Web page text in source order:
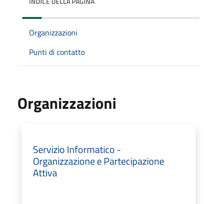
Organizzazioni
Punti di contatto
Organizzazioni
Servizio Informatico -
Organizzazione e Partecipazione
Attiva